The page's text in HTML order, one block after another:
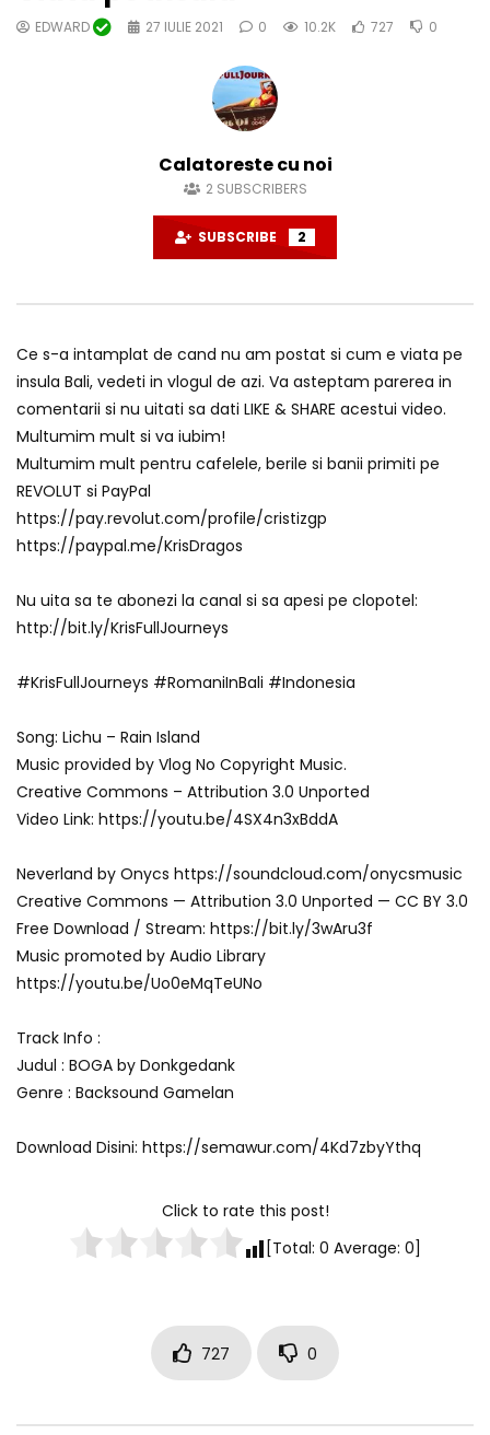
EDWARD 27 IULIE 2021 0 10.2K 727 0
Calatoreste cu noi
2 SUBSCRIBERS
SUBSCRIBE 2
Ce s-a intamplat de cand nu am postat si cum e viata pe
insula Bali, vedeti in vlogul de azi. Va asteptam parerea in
comentarii si nu uitati sa dati LIKE & SHARE acestui video.
Multumim mult si va iubim!
Multumim mult pentru cafelele, berile si banii primiti pe
REVOLUT si PayPal
https://pay.revolut.com/profile/cristizgp
https://paypal.me/KrisDragos
Nu uita sa te abonezi la canal si sa apesi pe clopotel:
http://bit.ly/KrisFullJourneys
#KrisFullJourneys #RomaniInBali #Indonesia
Song: Lichu – Rain Island
Music provided by Vlog No Copyright Music.
Creative Commons – Attribution 3.0 Unported
Video Link: https://youtu.be/4SX4n3xBddA
Neverland by Onycs https://soundcloud.com/onycsmusic
Creative Commons — Attribution 3.0 Unported — CC BY 3.0
Free Download / Stream: https://bit.ly/3wAru3f
Music promoted by Audio Library
https://youtu.be/Uo0eMqTeUNo
Track Info :
Judul : BOGA by Donkgedank
Genre : Backsound Gamelan
Download Disini: https://semawur.com/4Kd7zbyYthq
Click to rate this post!
[Total: 0 Average: 0]
727 0